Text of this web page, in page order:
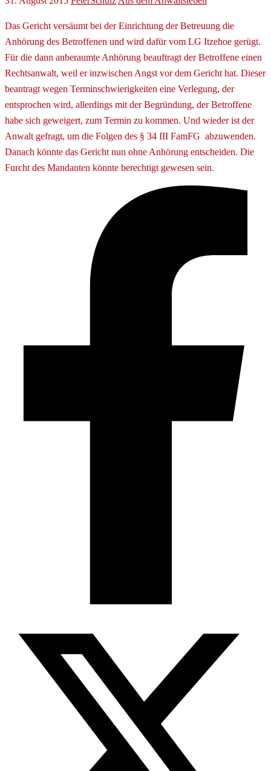
Das Gericht versäumt bei der Einrichtung der Betreuung die
Anhörung des Betroffenen und wird dafür vom LG Itzehoe gerügt.
Für die dann anberaumte Anhörung beauftragt der Betroffene einen
Rechtsanwalt, weil er inzwischen Angst vor dem Gericht hat. Dieser
beantragt wegen Terminschwierigkeiten eine Verlegung, der
entsprochen wird, allerdings mit der Begründung, der Betroffene
habe sich geweigert, zum Termin zu kommen. Und wieder ist der
Anwalt gefragt, um die Folgen des § 34 III FamFG abzuwenden.
Danach könnte das Gericht nun ohne Anhörung entscheiden. Die
Furcht des Mandanten könnte berechtigt gewesen sein.